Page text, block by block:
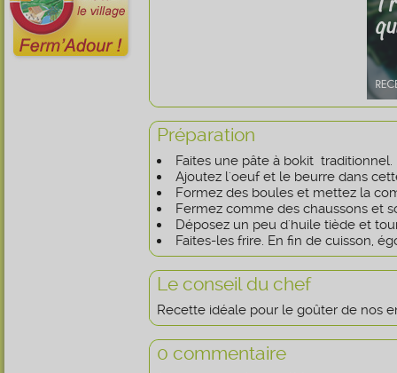
Préparation
Faites une pâte à bokit traditionnel.
Ajoutez l'oeuf et le beurre dans
Formez des boules et mettez la
Fermez comme des chaussons et
Déposez un peu d'huile tiède et
Faites-les frire. En fin de cuisson,
Le conseil du chef
Recette idéale pour le goûter de nos
0 commentaire